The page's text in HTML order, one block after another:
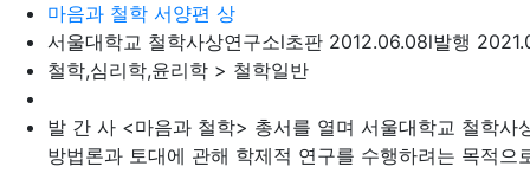
마음과 철학 서양편 상
서울대학교 철학사상연구소l초판 2012.06.08l발행
철학,심리학,윤리학 > 철학일반
발 간 사 <마음과 철학> 총서를 열며 서울대학교 철학
방법론과 토대에 관해 학제적 연구를 수행하려는 목적으